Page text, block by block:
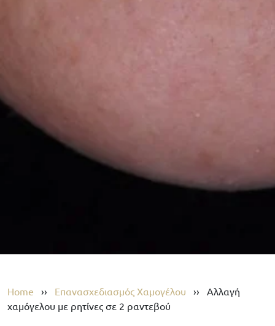
Home ›› Επανασχεδιασμός Χαμογέλου ›› Αλλαγή
χαμόγελου με ρητίνες σε 2 ραντεβού